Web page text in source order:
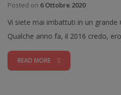
Posted on 6 Ottobre 2020
Vi siete mai imbattuti in un grande
Qualche anno fa, il 2016 credo,
READ MORE